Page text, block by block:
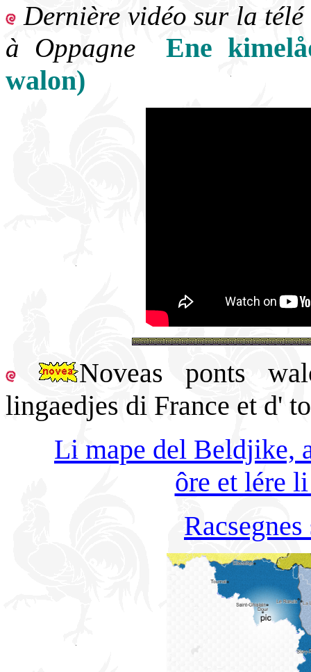
Dernière vidéo sur la
à Oppagne
Ene
walon)
Noveas ponts
lingaedjes di France et d'
Li mape del Beldjike,
ôre et lére